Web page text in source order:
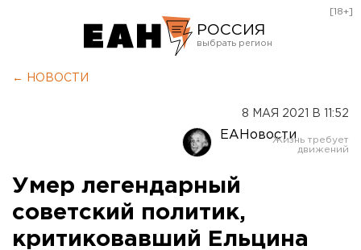
РОССИЯ
Оренбург
[18+]
← НОВОСТИ
8 МАЯ 2021 В 11:52
ЕАНовости
Умер легендарный
советский политик,
критиковавший Ельцина